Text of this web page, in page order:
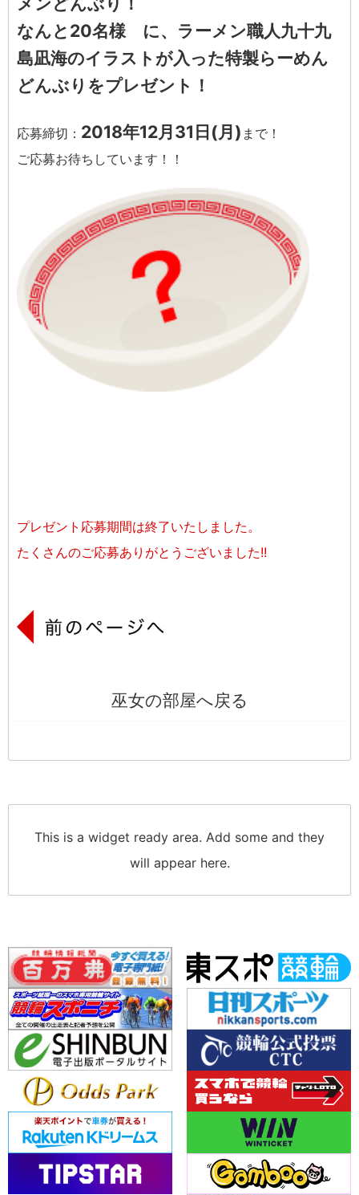
なんと20名様 に、ラーメン職人九十九
島凪海のイラストが入った特製らーめん
どんぶりをプレゼント！
応募締切： 2018年12月31日(月) まで！
ご応募お待ちしています！！
プレゼント応募期間は終了いたしました。
たくさんのご応募ありがとうございました!!
巫女の部屋へ戻る
This is a widget ready area. Add some and they
will appear here.